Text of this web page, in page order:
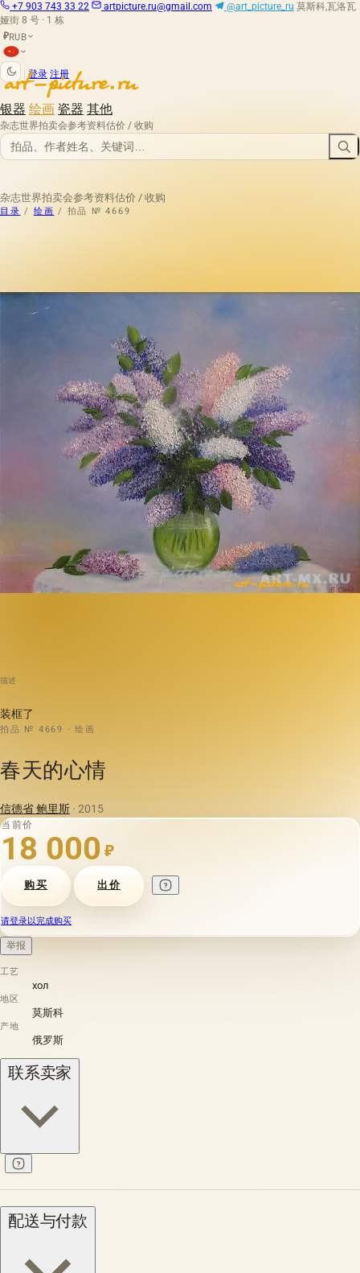
+7 903 743 33 22 artpicture.ru@gmail.com @art_picture_ru 莫斯科,瓦洛瓦
娅街 8 号 · 1 栋
₽RUB
登录 注册
银器 绘画 瓷器 其他
杂志世界拍卖会参考资料估价 / 收购
杂志世界拍卖会参考资料估价 / 收购
目录 / 绘画 / 拍品 № 4669
描述
装框了
拍品 № 4669 · 绘画
春天的心情
信德省 鲍里斯 · 2015
当前价
18 000 ₽
购买 出价
请登录以完成购买
举报
工艺
хол
地区
莫斯科
产地
俄罗斯
联系卖家
配送与付款